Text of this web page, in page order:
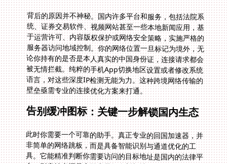
背后的原因并不神秘。国内许多平台和服务，包括法院系
统、证券交易软件、视频网站甚至一些本地新闻应用，基
于运营许可、内容版权保护或网络安全策略，实施严格的
服务器访问地域控制。你的网络位置一旦标记为境外，无
论你持有的是否是本人真实的中国身份证，连接请求都会
被无情拦截。纯粹的手机App切换地区设置或者修改系统
语言，对这些深度IP检测无能为力。这种跨境网络传输的
壁垒亟需专业的连接优化方案来打通。
告别缓冲图标：关键一步解锁国内生态
此时你需要一个可靠的助手。真正专业的回国加速器，并
非简单的网络跳板，而是具备智能识别与通道优化的工
具。它能精准判断你需要访问的目标地址是国内的法律平
台、影音站点还是金融应用如在新加坡打不开同花顺怎么
办时遇到障碍的情况，然后自动为你分配最流畅的回中国
专线。优秀的产品拥有覆盖全球的服务器部署，节点密集
分布于亚洲、欧洲、北美等区域。你在雅加达、新加坡或